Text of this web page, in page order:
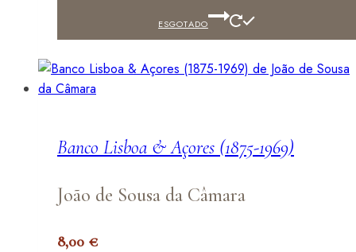
ESGOTADO
Banco Lisboa & Açores (1875-1969)
João de Sousa da Câmara
8,00 €